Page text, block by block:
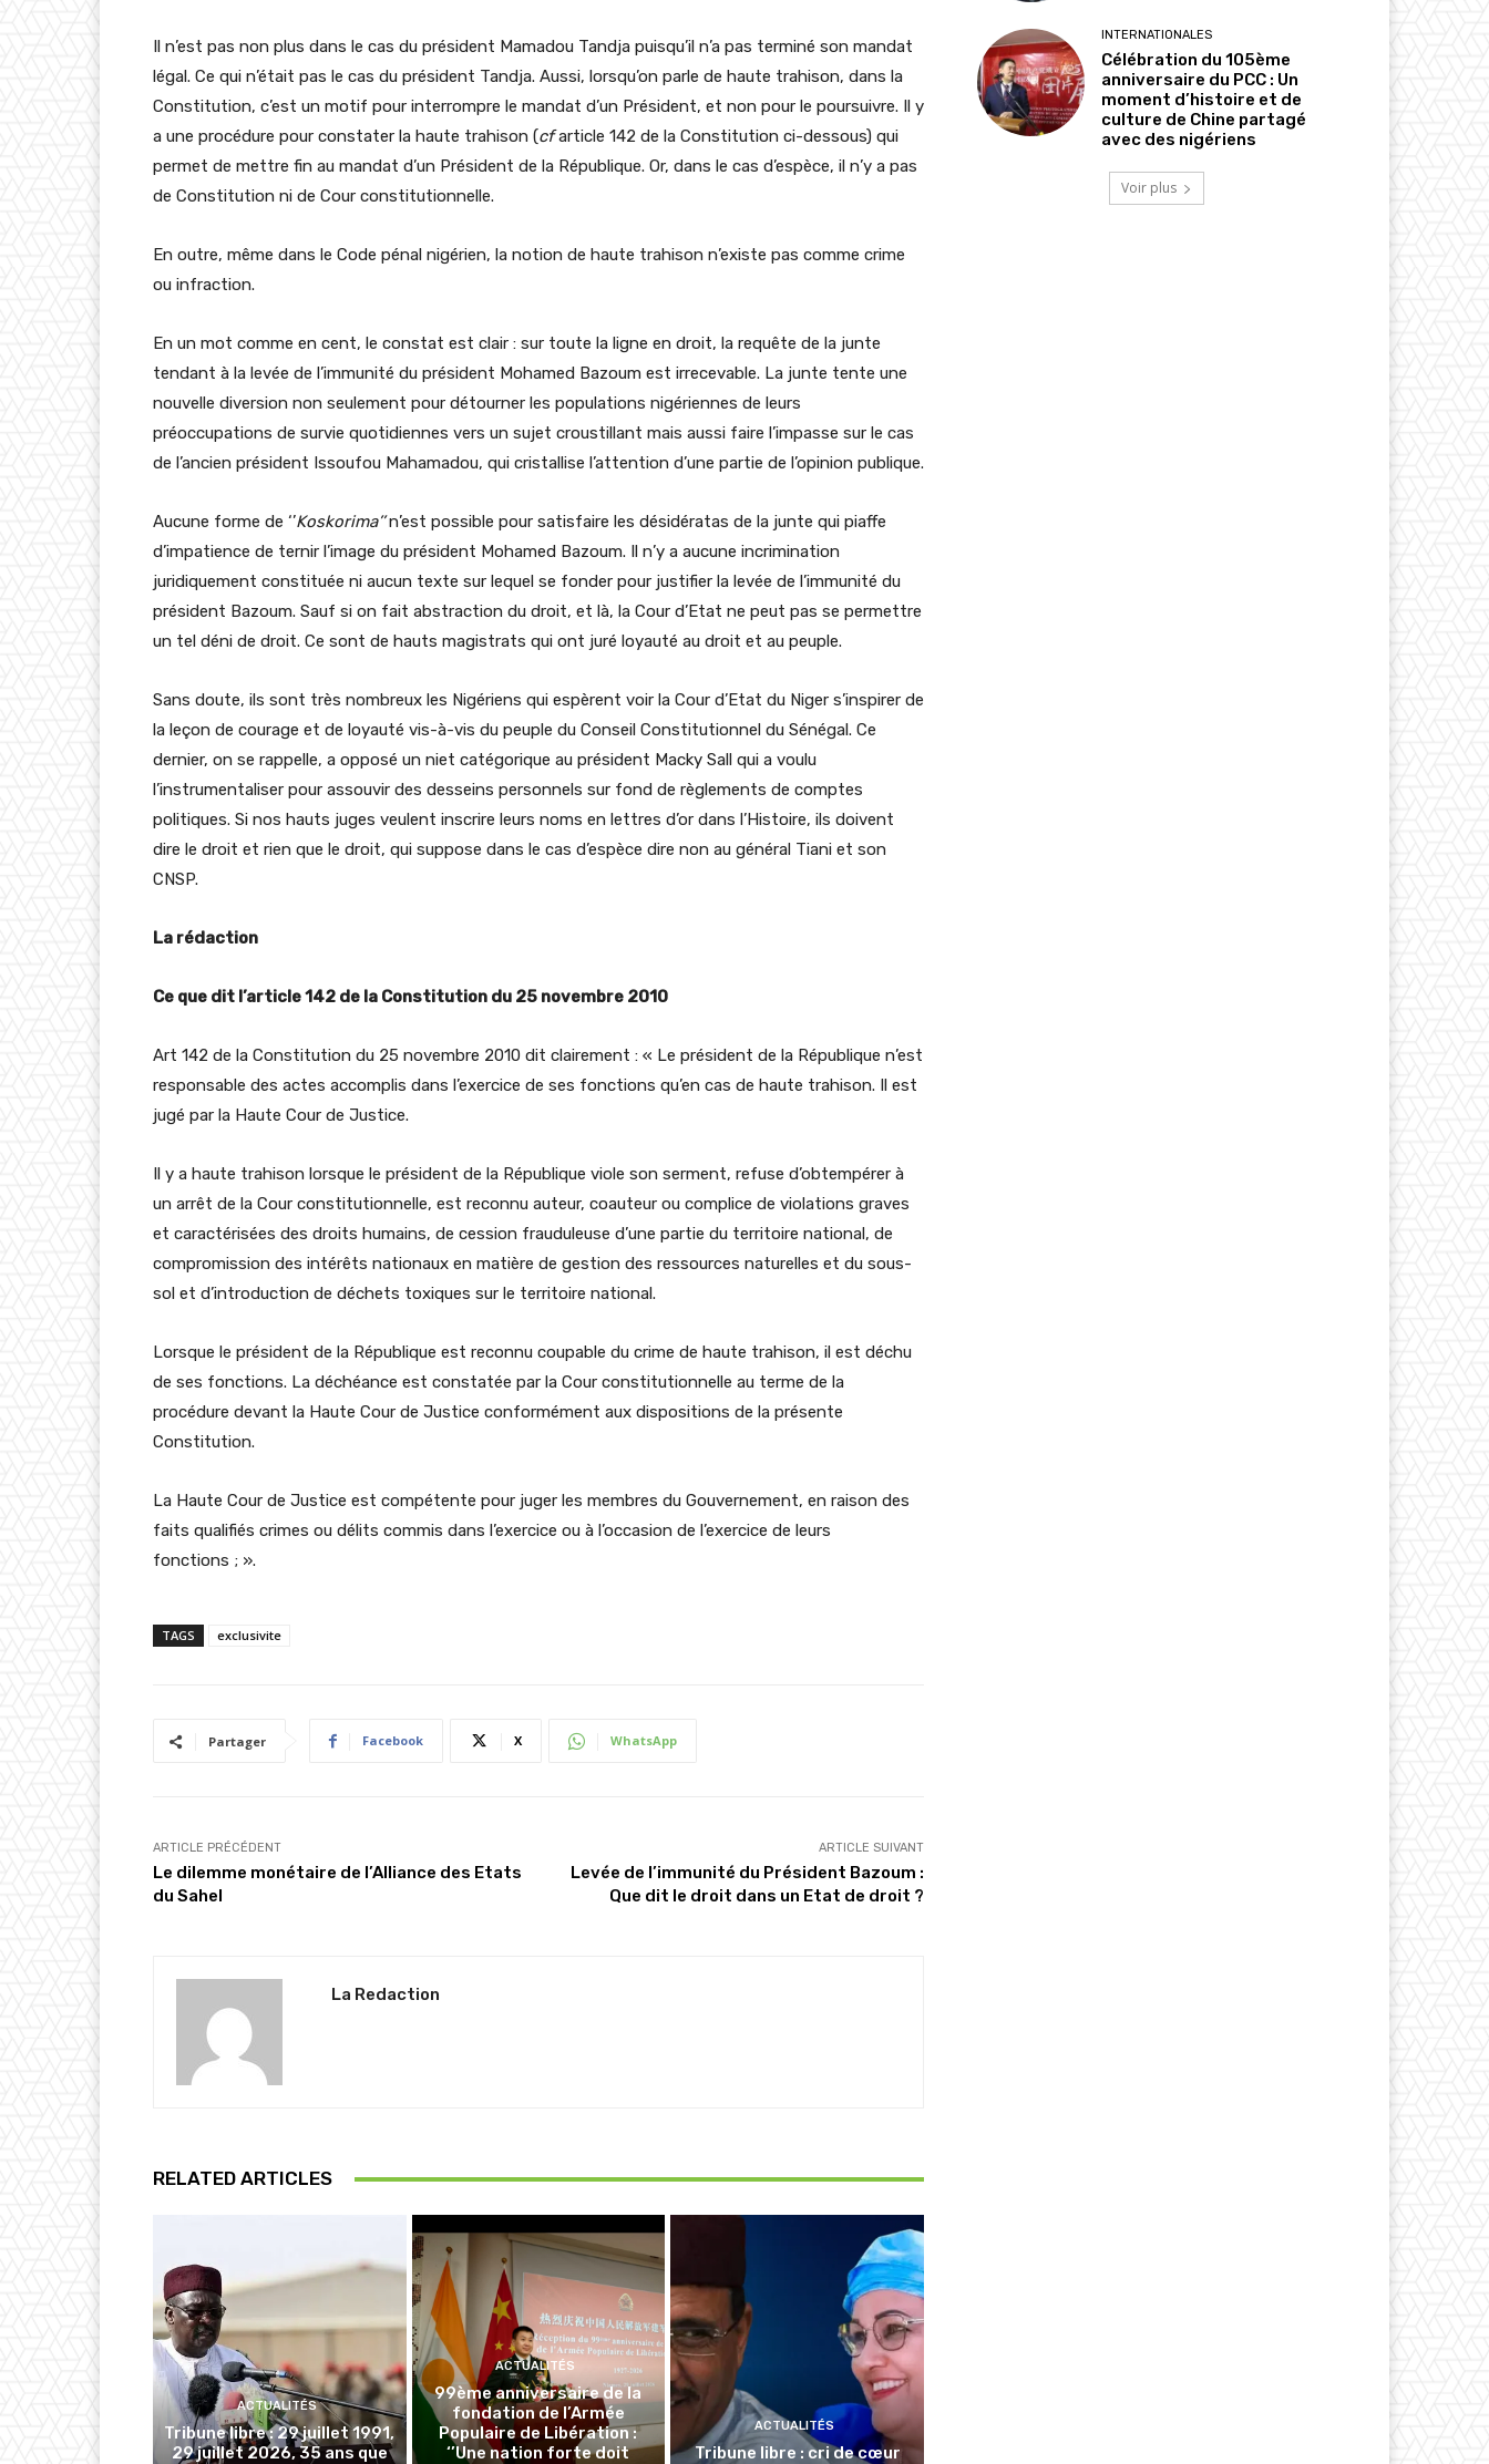
Il n’est pas non plus dans le cas du président Mamadou Tandja puisqu’il n’a pas terminé son mandat
légal. Ce qui n’était pas le cas du président Tandja. Aussi, lorsqu’on parle de haute trahison, dans la
Constitution, c’est un motif pour interrompre le mandat d’un Président, et non pour le poursuivre. Il y
a une procédure pour constater la haute trahison (cfarticle 142 de la Constitution ci-dessous) qui
permet de mettre fin au mandat d’un Président de la République. Or, dans le cas d’espèce, il n’y a pas
de Constitution ni de Cour constitutionnelle.
En outre, même dans le Code pénal nigérien, la notion de haute trahison n’existe pas comme crime
ou infraction.
En un mot comme en cent, le constat est clair : sur toute la ligne en droit, la requête de la junte
tendant à la levée de l’immunité du président Mohamed Bazoum est irrecevable. La junte tente une
nouvelle diversion non seulement pour détourner les populations nigériennes de leurs
préoccupations de survie quotidiennes vers un sujet croustillant mais aussi faire l’impasse sur le cas
de l’ancien président Issoufou Mahamadou, qui cristallise l’attention d’une partie de l’opinion publique.
Aucune forme de ‘’Koskorima’’n’est possible pour satisfaire les désidératas de la junte qui piaffe
d’impatience de ternir l’image du président Mohamed Bazoum. Il n’y a aucune incrimination
juridiquement constituée ni aucun texte sur lequel se fonder pour justifier la levée de l’immunité du
président Bazoum. Sauf si on fait abstraction du droit, et là, la Cour d’Etat ne peut pas se permettre
un tel déni de droit. Ce sont de hauts magistrats qui ont juré loyauté au droit et au peuple.
Sans doute, ils sont très nombreux les Nigériens qui espèrent voir la Cour d’Etat du Niger s’inspirer de
la leçon de courage et de loyauté vis-à-vis du peuple du Conseil Constitutionnel du Sénégal. Ce
dernier, on se rappelle, a opposé un niet catégorique au président Macky Sall qui a voulu
l’instrumentaliser pour assouvir des desseins personnels sur fond de règlements de comptes
politiques. Si nos hauts juges veulent inscrire leurs noms en lettres d’or dans l’Histoire, ils doivent
dire le droit et rien que le droit, qui suppose dans le cas d’espèce dire non au général Tiani et son
CNSP.
La rédaction
Ce que dit l’article 142 de la Constitution du 25 novembre 2010
Art 142 de la Constitution du 25 novembre 2010 dit clairement : « Le président de la République n’est
responsable des actes accomplis dans l’exercice de ses fonctions qu’en cas de haute trahison. Il est
jugé par la Haute Cour de Justice.
Il y a haute trahison lorsque le président de la République viole son serment, refuse d’obtempérer à
un arrêt de la Cour constitutionnelle, est reconnu auteur, coauteur ou complice de violations graves
et caractérisées des droits humains, de cession frauduleuse d’une partie du territoire national, de
compromission des intérêts nationaux en matière de gestion des ressources naturelles et du sous-
sol et d’introduction de déchets toxiques sur le territoire national.
Lorsque le président de la République est reconnu coupable du crime de haute trahison, il est déchu
de ses fonctions. La déchéance est constatée par la Cour constitutionnelle au terme de la
procédure devant la Haute Cour de Justice conformément aux dispositions de la présente
Constitution.
La Haute Cour de Justice est compétente pour juger les membres du Gouvernement, en raison des
faits qualifiés crimes ou délits commis dans l’exercice ou à l’occasion de l’exercice de leurs
fonctions ; ».
TAGS exclusivite
Partager Facebook X WhatsApp
ARTICLE PRÉCÉDENT
Le dilemme monétaire de l’Alliance des Etats
du Sahel
ARTICLE SUIVANT
Levée de l’immunité du Président Bazoum :
Que dit le droit dans un Etat de droit ?
La Redaction
RELATED ARTICLES
ACTUALITÉS
Tribune libre : 29 juillet 1991,
29 juillet 2026, 35 ans que
ACTUALITÉS
99ème anniversaire de la
fondation de l’Armée
Populaire de Libération :
‘’Une nation forte doit
ACTUALITÉS
Tribune libre : cri de cœur
INTERNATIONALES
Célébration du 105ème
anniversaire du PCC : Un
moment d’histoire et de
culture de Chine partagé
avec des nigériens
Voir plus